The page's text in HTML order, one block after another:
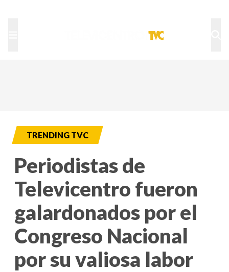
TRENDING TVC
Periodistas de
Televicentro fueron
galardonados por el
Congreso Nacional
por su valiosa labor